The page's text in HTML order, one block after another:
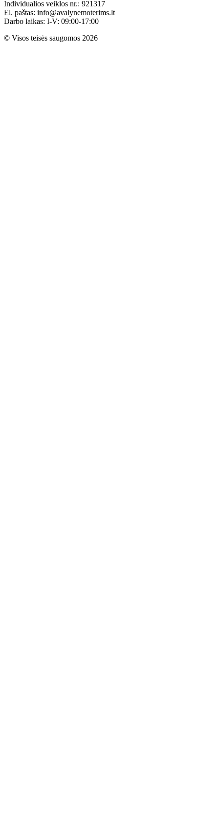
Individualios veiklos nr.: 921317
El. paštas: info@avalynemoterims.lt
Darbo laikas: I-V: 09:00-17:00
© Visos teisės saugomos 2026